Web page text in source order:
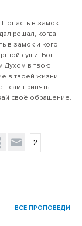
в замок
решал, когда
в замок и кого
души. Бог
Духом в твою
в твоей жизни.
сам принять
своё обращение.
2
ВСЕ ПРОПОВЕДИ